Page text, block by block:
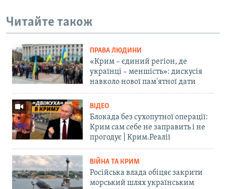
Читайте також
ПРАВА ЛЮДИНИ
«Крим – єдиний регіон, де
українці – меншість»: дискусія
навколо нової пам'ятної дати
ВІДЕО
Блокада без сухопутної операції:
Крим сам себе не заправить і не
прогодує | Крим.Реалії
ВІЙНА ТА КРИМ
Російська влада обіцяє закрити
морський шлях українським